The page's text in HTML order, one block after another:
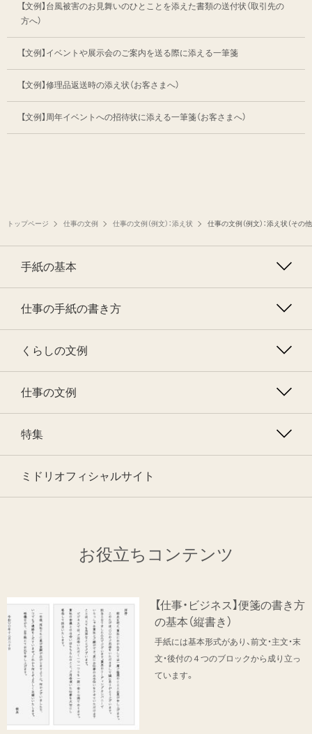
【文例】台風被害のお見舞いのひとことを添えた書類の送付状（取引先の
方へ）
【文例】イベントや展示会のご案内を送る際に添える一筆箋
【文例】修理品返送時の添え状（お客さまへ）
【文例】周年イベントへの招待状に添える一筆箋（お客さまへ）
トップページ 仕事の文例 仕事の文例（例文）：添え状 仕事の文例（例文）：添え状（その他
手紙の基本
仕事の手紙の書き方
くらしの文例
仕事の文例
特集
ミドリオフィシャルサイト
お役立ちコンテンツ
【仕事・ビジネス】便箋の書き方
の基本（縦書き）
手紙には基本形式があり、前文・主文・末
文・後付の４つのブロックから成り立っ
ています。